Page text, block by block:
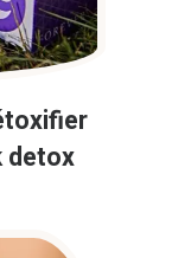
detox